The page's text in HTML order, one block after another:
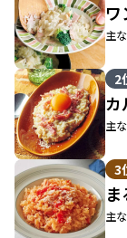
主
2
カ
主
3
主